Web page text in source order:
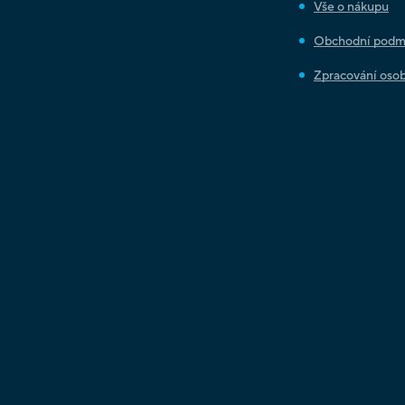
Vše o nákupu
Obchodní
Zpracování